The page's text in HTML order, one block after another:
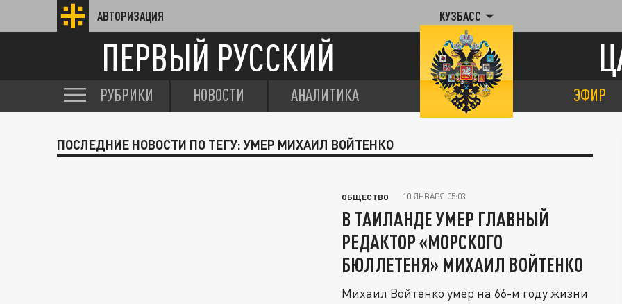
АВТОРИЗАЦИЯ КУЗБАСС
ПЕРВЫЙ РУССКИЙ
РУБРИКИ НОВОСТИ АНАЛИТИКА ЭФИР
ПОСЛЕДНИЕ НОВОСТИ ПО ТЕГУ: УМЕР МИХАИЛ ВОЙТЕНКО
ОБЩЕСТВО 10 ЯНВАРЯ 05:03
В ТАИЛАНДЕ УМЕР ГЛАВНЫЙ
РЕДАКТОР «МОРСКОГО
БЮЛЛЕТЕНЯ» МИХАИЛ ВОЙТЕНКО
Михаил Войтенко умер на 66-м году жизни